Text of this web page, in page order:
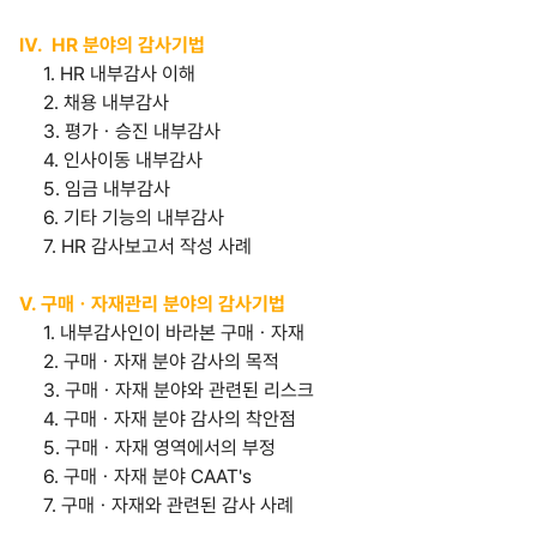
Ⅳ. HR 분야의 감사기법
1. HR 내부감사 이해
2. 채용 내부감사
3. 평가ㆍ승진 내부감사
4. 인사이동 내부감사
5. 임금 내부감사
6. 기타 기능의 내부감사
7. HR 감사보고서 작성 사례
Ⅴ. 구매ㆍ자재관리 분야의 감사기법
1. 내부감사인이 바라본 구매ㆍ자재
2. 구매ㆍ자재 분야 감사의 목적
3. 구매ㆍ자재 분야와 관련된 리스크
4. 구매ㆍ자재 분야 감사의 착안점
5. 구매ㆍ자재 영역에서의 부정
6. 구매ㆍ자재 분야 CAAT's
7. 구매ㆍ자재와 관련된 감사 사례